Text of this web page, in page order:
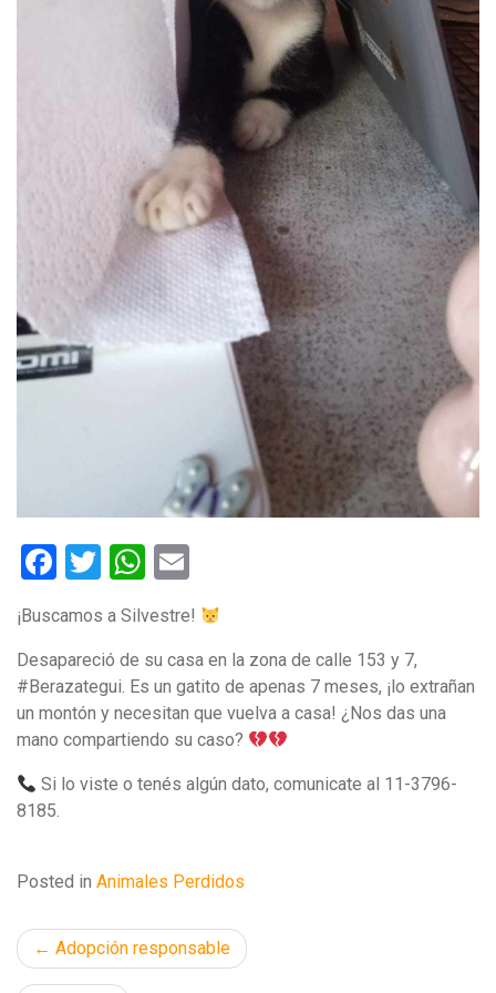
Facebook
TwitterWhatsApp
¡Buscamos a Silvestre!
Desapareció de su casa en la zona de calle 153 y 7,
#Berazategui. Es un gatito de apenas 7 meses, ¡lo extrañan
un montón y necesitan que vuelva a casa! ¿Nos das una
mano compartiendo su caso?
Si lo viste o tenés algún dato, comunicate al 11-3796-
8185.
Posted in Animales Perdidos
Navegación
Adopción responsable